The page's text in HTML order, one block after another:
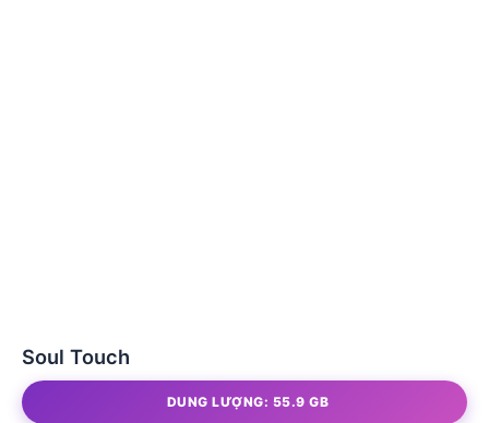
Soul Touch
DUNG LƯỢNG: 55.9 GB